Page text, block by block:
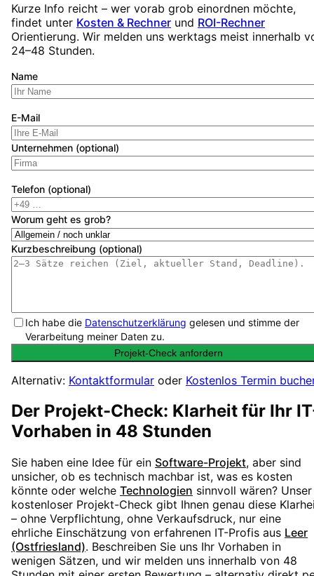
Kurze Info reicht – wer vorab grob einordnen möchte,
findet unter Kosten & Rechner und ROI-Rechner
Orientierung. Wir melden uns werktags meist innerhalb
24–48 Stunden.
Name
E-Mail
Unternehmen (optional)
Telefon (optional)
Worum geht es grob?
Kurzbeschreibung (optional)
Ich habe die Datenschutzerklärung gelesen und stimme der
Verarbeitung meiner Daten zu.
Projekt-Check anfordern
Alternativ: Kontaktformular oder Kostenlos Termin
Der Projekt-Check: Klarheit für Ihr
Vorhaben in 48 Stunden
Sie haben eine Idee für ein Software-Projekt, aber sind
unsicher, ob es technisch machbar ist, was es kosten
könnte oder welche Technologien sinnvoll wären? Unser
kostenloser Projekt-Check gibt Ihnen genau diese
– ohne Verpflichtung, ohne Verkaufsdruck, nur eine
ehrliche Einschätzung von erfahrenen IT-Profis aus Leer
(Ostfriesland). Beschreiben Sie uns Ihr Vorhaben in
wenigen Sätzen, und wir melden uns innerhalb von 48